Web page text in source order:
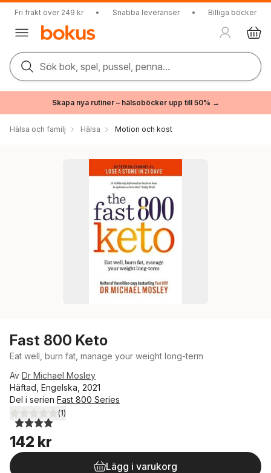
Fri frakt över 249 kr • Snabba leveranser • Billiga böcker
Sök bok, spel, pussel, penna...
Skapa nya rutiner – hälsoböcker upp till 50% →
Hälsa och familj Hälsa Motion och kost
Fast 800 Keto
Eat well, burn fat, manage your weight long-term
Av Dr Michael Mosley
Häftad, Engelska, 2021
Del i serien Fast 800 Series
4,0utav 5 stjärnor. Totalt antal röster:
(1)
142 kr
Lägg i varukorg